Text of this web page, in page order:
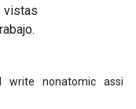
vistas
write nonatomic assign